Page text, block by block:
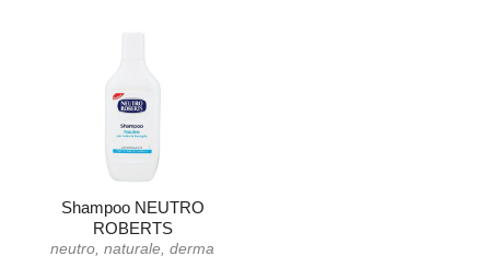
Shampoo NEUTRO
ROBERTS
neutro, naturale, derma